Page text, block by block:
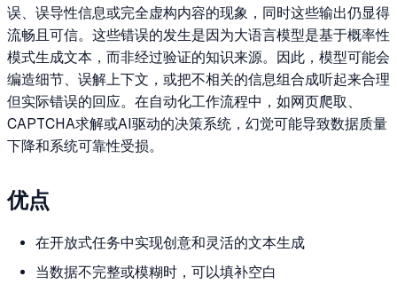
误、误导性信息或完全虚构内容的现象，同时这些输出仍显得
流畅且可信。这些错误的发生是因为大语言模型是基于概率性
模式生成文本，而非经过验证的知识来源。因此，模型可能会
编造细节、误解上下文，或把不相关的信息组合成听起来合理
但实际错误的回应。在自动化工作流程中，如网页爬取、
CAPTCHA求解或AI驱动的决策系统，幻觉可能导致数据质量
下降和系统可靠性受损。
优点
在开放式任务中实现创意和灵活的文本生成
当数据不完整或模糊时，可以填补空白